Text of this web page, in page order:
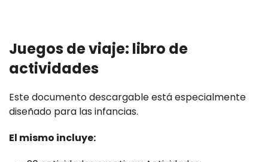
Juegos de viaje: libro de
actividades
Este documento descargable está especialmente
diseñado para las infancias.
El mismo incluye: